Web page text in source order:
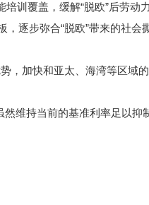
训覆盖，缓解“脱欧”后劳动
逐步弥合“脱欧”带来的社会
加快和亚太、海湾等区域
维持当前的基准利率足以抑